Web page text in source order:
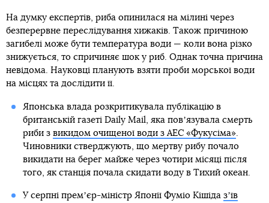
На думку експертів, риба опинилася на мілині через
безперервне переслідування хижаків. Також причиною
загибелі може бути температура води — коли вона різко
знижується, то спричиняє шок у риб. Однак точна причина
невідома. Науковці планують взяти проби морської води
на місцях та дослідити її.
Японська влада розкритикувала публікацію в
британській газеті Daily Mail, яка повʼязувала смерть
риби з викидом очищеної води з АЕС «Фукусіма».
Чиновники стверджують, що мертву рибу почало
викидати на берег майже через чотири місяці після
того, як станція почала скидати воду в Тихий океан.
У серпні премʼєр-міністр Японії Фуміо Кішіда зʼїв